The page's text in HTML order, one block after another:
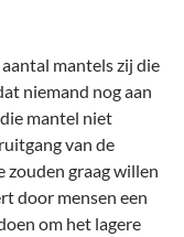
mantels zij die
niemand nog aan
mantel niet
van de
graag willen
door mensen een
om het lagere